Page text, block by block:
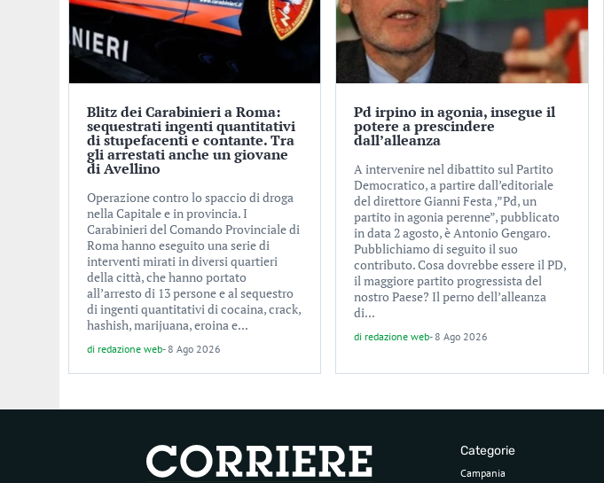
Blitz dei Carabinieri a Roma:
sequestrati ingenti quantitativi
di stupefacenti e contante. Tra
gli arrestati anche un giovane
di Avellino
Operazione contro lo spaccio di droga
nella Capitale e in provincia. I
Carabinieri del Comando Provinciale di
Roma hanno eseguito una serie di
interventi mirati in diversi quartieri
della città, che hanno portato
all’arresto di 13 persone e al sequestro
di ingenti quantitativi di cocaina, crack,
hashish, marijuana, eroina e...
di redazione web- 8 Ago 2026
Pd irpino in agonia, insegue il
potere a prescindere
dall’alleanza
A intervenire nel dibattito sul Partito
Democratico, a partire dall’editoriale
del direttore Gianni Festa ,”Pd, un
partito in agonia perenne”, pubblicato
in data 2 agosto, è Antonio Gengaro.
Pubblichiamo di seguito il suo
contributo. Cosa dovrebbe essere il PD,
il maggiore partito progressista del
nostro Paese? Il perno dell’alleanza
di...
di redazione web- 8 Ago 2026
Categorie
Campania